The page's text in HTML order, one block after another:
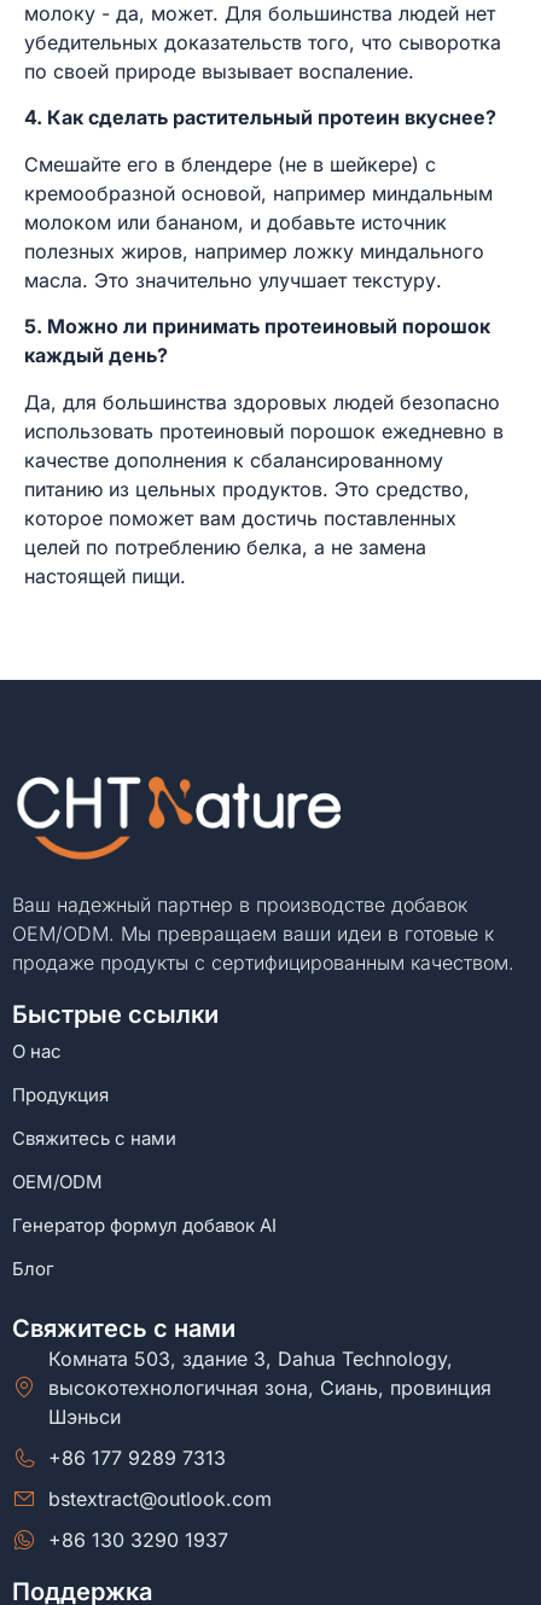
молоку - да, может. Для большинства людей нет
убедительных доказательств того, что сыворотка
по своей природе вызывает воспаление.
4. Как сделать растительный протеин вкуснее?
Смешайте его в блендере (не в шейкере) с
кремообразной основой, например миндальным
молоком или бананом, и добавьте источник
полезных жиров, например ложку миндального
масла. Это значительно улучшает текстуру.
5. Можно ли принимать протеиновый порошок
каждый день?
Да, для большинства здоровых людей безопасно
использовать протеиновый порошок ежедневно в
качестве дополнения к сбалансированному
питанию из цельных продуктов. Это средство,
которое поможет вам достичь поставленных
целей по потреблению белка, а не замена
настоящей пищи.
Ваш надежный партнер в производстве добавок
OEM/ODM. Мы превращаем ваши идеи в готовые к
продаже продукты с сертифицированным качеством.
Быстрые ссылки
О нас
Продукция
Свяжитесь с нами
OEM/ODM
Генератор формул добавок AI
Блог
Свяжитесь с нами
Комната 503, здание 3, Dahua Technology,
высокотехнологичная зона, Сиань, провинция
Шэньси
+86 177 9289 7313
bstextract@outlook.com
+86 130 3290 1937
Поддержка